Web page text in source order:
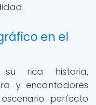
en el
su rica historia,
y encantadores
perfecto